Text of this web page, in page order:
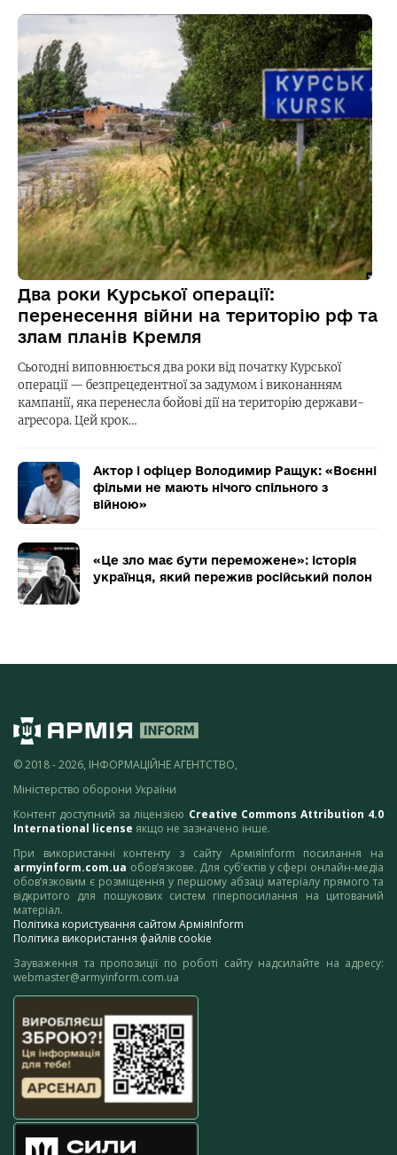
Два роки Курської операції:
перенесення війни на територію рф та
злам планів Кремля
Сьогодні виповнюється два роки від початку Курської
операції — безпрецедентної за задумом і виконанням
кампанії, яка перенесла бойові дії на територію держави-
агресора. Цей крок…
Актор і офіцер Володимир Ращук: «Воєнні
фільми не мають нічого спільного з
війною»
«Це зло має бути переможене»: історія
українця, який пережив російський полон
© 2018 - 2026, ІНФОРМАЦІЙНЕ АГЕНТСТВО,
Міністерство оборони України
Контент доступний за ліцензією Creative Commons Attribution 4.0
International license якщо не зазначено інше.
При використанні контенту з сайту АрміяInform посилання на
armyinform.com.ua обов’язкове. Для суб’єктів у сфері онлайн-медіа
обов’язковим є розміщення у першому абзаці матеріалу прямого та
відкритого для пошукових систем гіперпосилання на цитований
матеріал.
Політика користування сайтом АрміяInform
Політика використання файлів cookie
Зауваження та пропозиції по роботі сайту надсилайте на адресу:
webmaster@armyinform.com.ua